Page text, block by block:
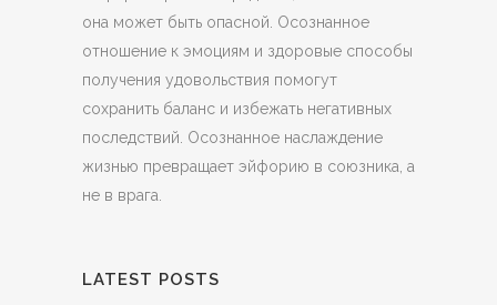
она может быть опасной. Осознанное
отношение к эмоциям и здоровые способы
получения удовольствия помогут
сохранить баланс и избежать негативных
последствий. Осознанное наслаждение
жизнью превращает эйфорию в союзника, а
не в врага.
LATEST POSTS